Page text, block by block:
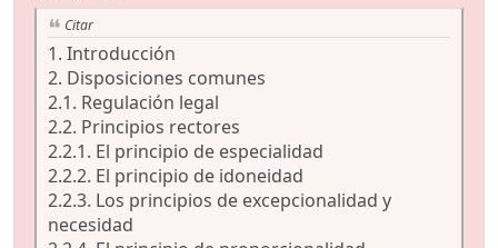
Citar
1. Introducción
2. Disposiciones comunes
2.1. Regulación legal
2.2. Principios rectores
2.2.1. El principio de especialidad
2.2.2. El principio de idoneidad
2.2.3. Los principios de excepcionalidad y
necesidad